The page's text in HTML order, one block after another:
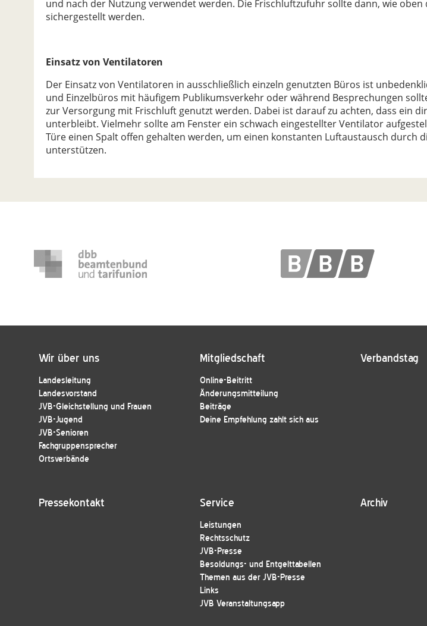
und nach der Nutzung verwendet werden. Die Frischluftzufuhr sollte dann, wie
sichergestellt werden.
Einsatz von Ventilatoren
Der Einsatz von Ventilatoren in ausschließlich einzeln genutzten Büros ist
und Einzelbüros mit häufigem Publikumsverkehr oder während Besprechungen
zur Versorgung mit Frischluft genutzt werden. Dabei ist darauf zu achten, dass ein
unterbleibt. Vielmehr sollte am Fenster ein schwach eingestellter Ventilator
Türe einen Spalt offen gehalten werden, um einen konstanten Luftaustausch durch
unterstützen.
Wir über uns
Landesleitung
Landesvorstand
JVB-Gleichstellung und Frauen
JVB-Jugend
JVB-Senioren
Fachgruppensprecher
Ortsverbände
Mitgliedschaft
Online-Beitritt
Änderungsmitteilung
Beiträge
Deine Empfehlung zahlt sich aus
Verbandstag
Pressekontakt Service
Leistungen
Rechtsschutz
JVB-Presse
Besoldungs- und Entgelttabellen
Themen aus der JVB-Presse
Links
JVB Veranstaltungsapp
Archiv